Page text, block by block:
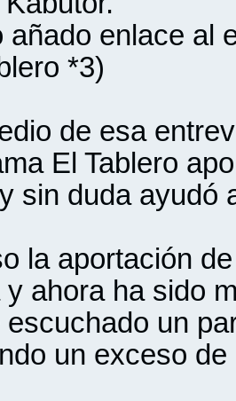
añado enlace al
*3)
de esa
El Tablero
sin duda ayudó
la aportación
y ahora ha sido
escuchado un
un exceso